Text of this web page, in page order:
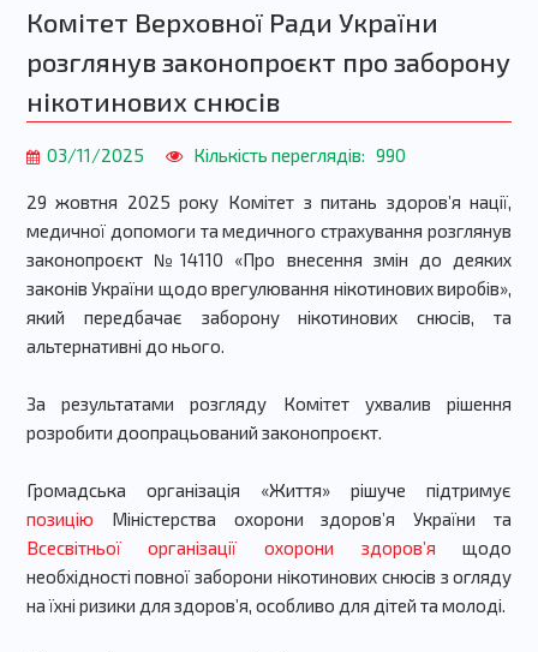
Комітет Верховної Ради України
розглянув законопроєкт про заборону
нікотинових снюсів
03/11/2025 Кількість переглядів: 990
29 жовтня 2025 року Комітет з питань здоров’я нації,
медичної допомоги та медичного страхування розглянув
законопроєкт №14110 «Про внесення змін до деяких
законів України щодо врегулювання нікотинових виробів»,
який передбачає заборону нікотинових снюсів, та
альтернативні до нього.
За результатами розгляду Комітет ухвалив рішення
розробити доопрацьований законопроєкт.
Громадська організація «Життя» рішуче підтримує
позицію Міністерства охорони здоров’я України та
Всесвітньої організації охорони здоров’я щодо
необхідності повної заборони нікотинових снюсів з огляду
на їхні ризики для здоров’я, особливо для дітей та молоді.